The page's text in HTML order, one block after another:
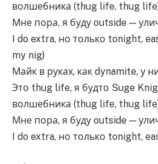
волшебника (thug life, thug
Мне пора, я буду outside —
I do extra, но только tonight,
my nig)
Майк в руках, как dynamite, у
Это thug life, я будто Suge
волшебника (thug life, thug
Мне пора, я буду outside —
I do extra, но только tonight,